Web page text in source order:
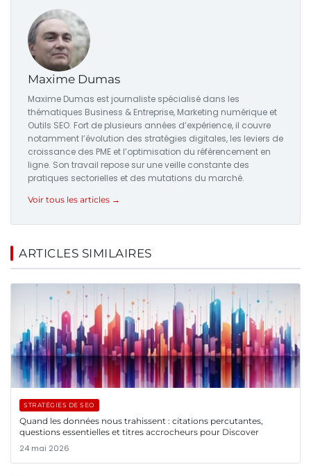
Maxime Dumas
Maxime Dumas est journaliste spécialisé dans les
thématiques Business & Entreprise, Marketing numérique et
Outils SEO. Fort de plusieurs années d’expérience, il couvre
notamment l’évolution des stratégies digitales, les leviers de
croissance des PME et l’optimisation du référencement en
ligne. Son travail repose sur une veille constante des
pratiques sectorielles et des mutations du marché.
Voir tous les articles →
ARTICLES SIMILAIRES
STRATÉGIES DE SEO
Quand les données nous trahissent : citations percutantes,
questions essentielles et titres accrocheurs pour Discover
24 mai 2026